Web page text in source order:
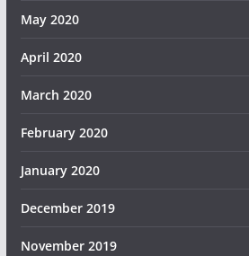
May 2020
April 2020
March 2020
February 2020
January 2020
December 2019
November 2019